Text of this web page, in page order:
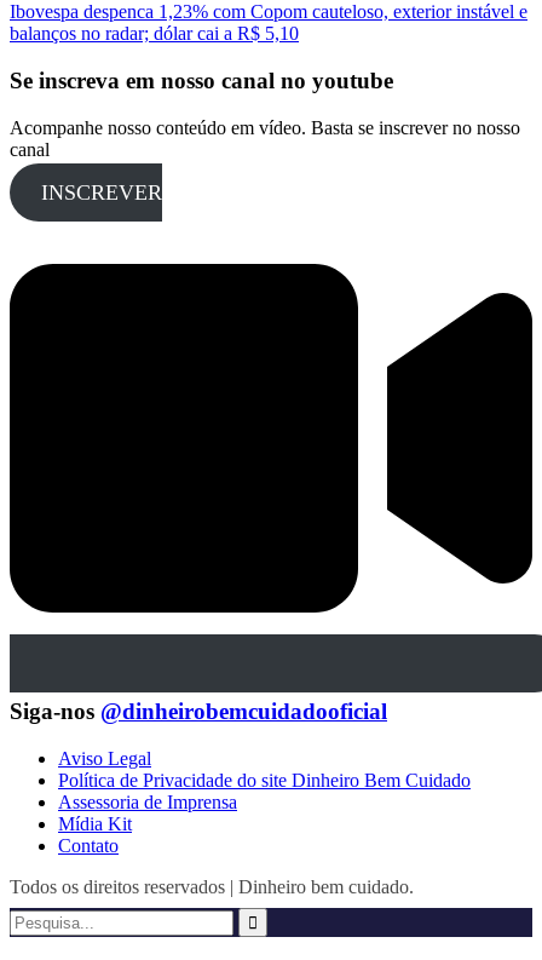
Ibovespa despenca 1,23% com Copom cauteloso, exterior instável e
balanços no radar; dólar cai a R$ 5,10
Se inscreva em nosso canal no youtube
Acompanhe nosso conteúdo em vídeo. Basta se inscrever no nosso
canal
INSCREVER
Siga-nos @dinheirobemcuidadooficial
Aviso Legal
Política de Privacidade do site Dinheiro Bem Cuidado
Assessoria de Imprensa
Mídia Kit
Contato
Todos os direitos reservados | Dinheiro bem cuidado.